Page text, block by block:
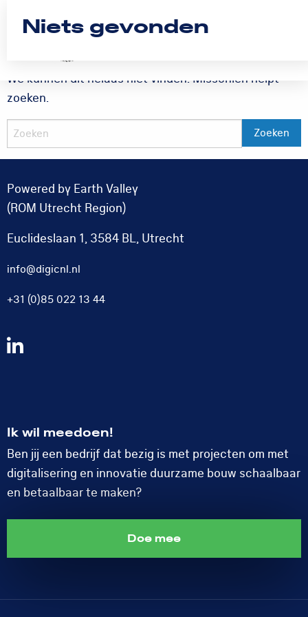
Logo
Niets gevonden
We kunnen dit helaas niet vinden. Misschien helpt
zoeken.
Powered by Earth Valley
(ROM Utrecht Region)
Euclideslaan 1, 3584 BL, Utrecht
info@digicnl.nl
+31 (0)85 022 13 44
Volg
Ik wil meedoen!
Ben jij een bedrijf dat bezig is met projecten om met
digitalisering en innovatie duurzame bouw schaalbaar
en betaalbaar te maken?
Doe mee